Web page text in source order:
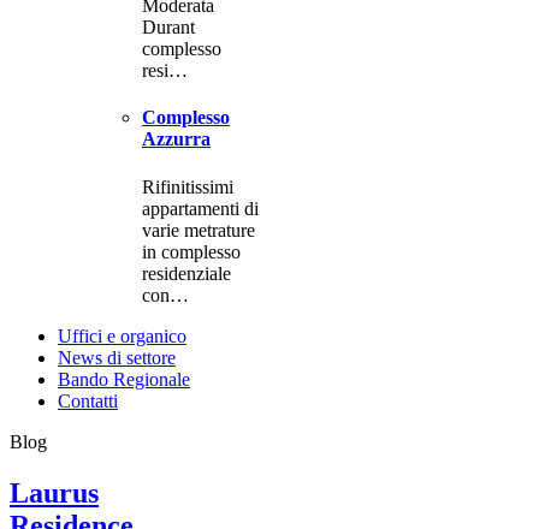
Moderata
Durant
complesso
resi…
Complesso
Azzurra
Rifinitissimi
appartamenti di
varie metrature
in complesso
residenziale
con…
Uffici e organico
News di settore
Bando Regionale
Contatti
Blog
Laurus